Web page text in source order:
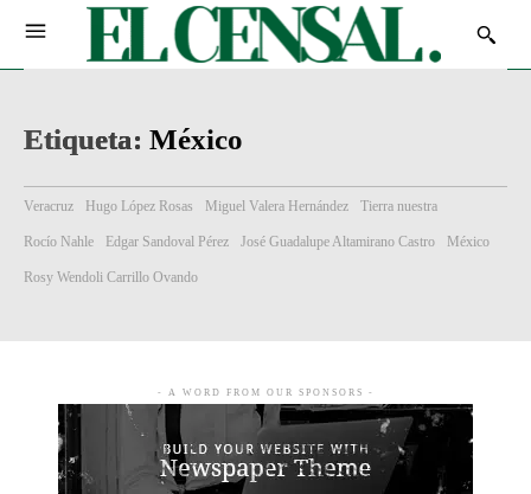
Etiqueta: México
Veracruz Hugo López Rosas Miguel Valera Hernández Tierra nuestra
Rocío Nahle Edgar Sandoval Pérez José Guadalupe Altamirano Castro México
Rosy Wendoli Carrillo Ovando
- A WORD FROM OUR SPONSORS -